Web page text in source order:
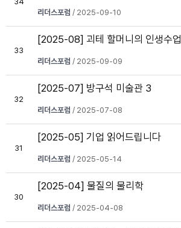
리더스포럼 / 2025-09-10
33
[2025-08] 괴테 할머니의 인생수업
리더스포럼 / 2025-09-09
32
[2025-07] 방구석 미술관 3
리더스포럼 / 2025-07-08
31
[2025-05] 기업 읽어드립니다
리더스포럼 / 2025-05-14
30
[2025-04] 물질의 물리학
리더스포럼 / 2025-04-08